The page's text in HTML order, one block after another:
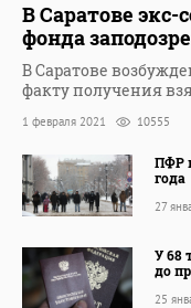
В Саратове
фонда
В Саратове
факту получения
1 февраля 2021 10555
ПФР
года
27
У 68
до
25